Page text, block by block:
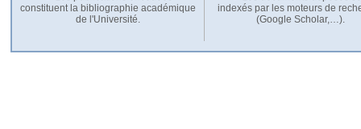
constituent la bibliographie académique
de l'Université.
indexés par les moteurs de
(Google Scholar,…).